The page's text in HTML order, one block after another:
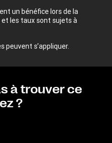
un bénéfice lors de la
et les taux sont sujets à
peuvent s’appliquer.
à trouver ce
?